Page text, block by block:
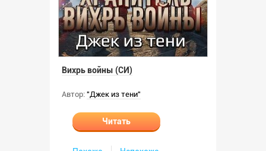
Вихрь войны (СИ)
Автор: "Джек из тени"
Читать